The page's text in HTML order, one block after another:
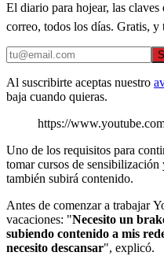
El diario para hojear, las
correo, todos los días. Gratis, y
Al suscribirte aceptas nuestro
baja cuando quieras.
https://
Uno de los requisitos para
tomar cursos de
también subirá contenido.
Antes de comenzar a trabajar
vacaciones: "Necesito un
subiendo contenido a mis
necesito descansar", explicó.